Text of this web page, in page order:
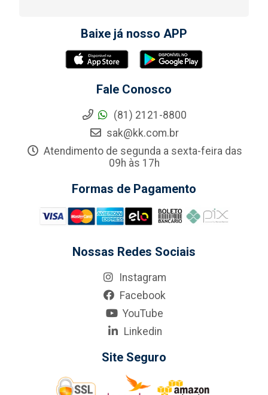
Baixe já nosso APP
Fale Conosco
(81) 2121-8800
sak@kk.com.br
Atendimento de segunda a sexta-feira das
09h às 17h
Formas de Pagamento
Nossas Redes Sociais
Instagram
Facebook
YouTube
Linkedin
Site Seguro